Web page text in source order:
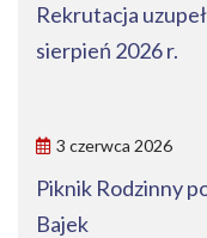
Rekrutacja
sierpień 2026 r.
3 czerwca 2026
Piknik Rodzinny
Bajek